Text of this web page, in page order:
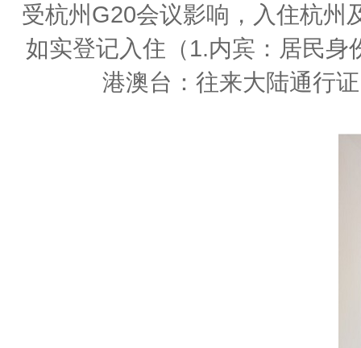
受杭州G20会议影响，入住杭州
如实登记入住（1.内宾：居民
港澳台：往来大陆通行